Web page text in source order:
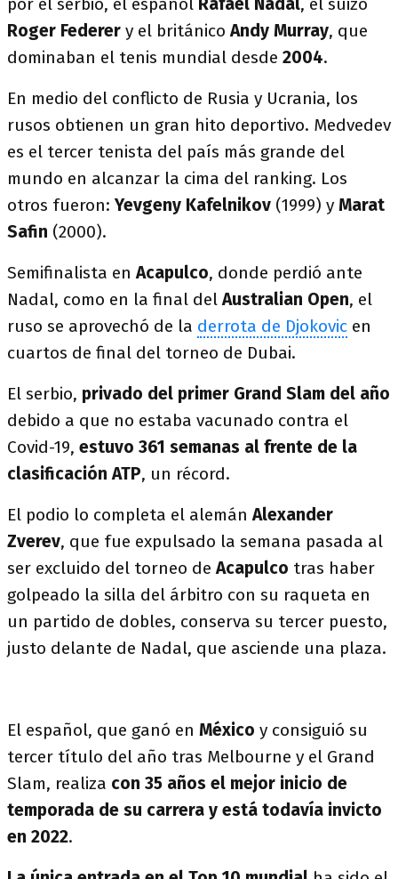
Roger Federer y el británicoAndy Murray, que
dominaban el tenis mundial desde 2004.
En medio del conflicto de Rusia y Ucrania, los
rusos obtienen un gran hito deportivo. Medvedev
es el tercer tenista del país más grande del
mundo en alcanzar la cima del ranking. Los
otros fueron: Yevgeny Kafelnikov (1999) y Marat
Safin (2000).
Semifinalista enAcapulco, donde perdió ante
Nadal, como en la final delAustralian Open, el
ruso se aprovechó de la derrota de Djokovic en
cuartos de final del torneo de Dubai.
El serbio, privado del primer Grand Slam del año
debido a que no estaba vacunado contra el
Covid-19, estuvo 361 semanas al frente de la
clasificación ATP, un récord.
El podio lo completa el alemánAlexander
Zverev, que fue expulsado la semana pasada al
ser excluido del torneo deAcapulco tras haber
golpeado la silla del árbitro con su raqueta en
un partido de dobles, conserva su tercer puesto,
justo delante de Nadal, que asciende una plaza.
El español, que ganó en México y consiguió su
tercer título del año tras Melbourne y el Grand
Slam, realiza con 35 años el mejor inicio de
temporada de su carrera y está todavía invicto
en 2022.